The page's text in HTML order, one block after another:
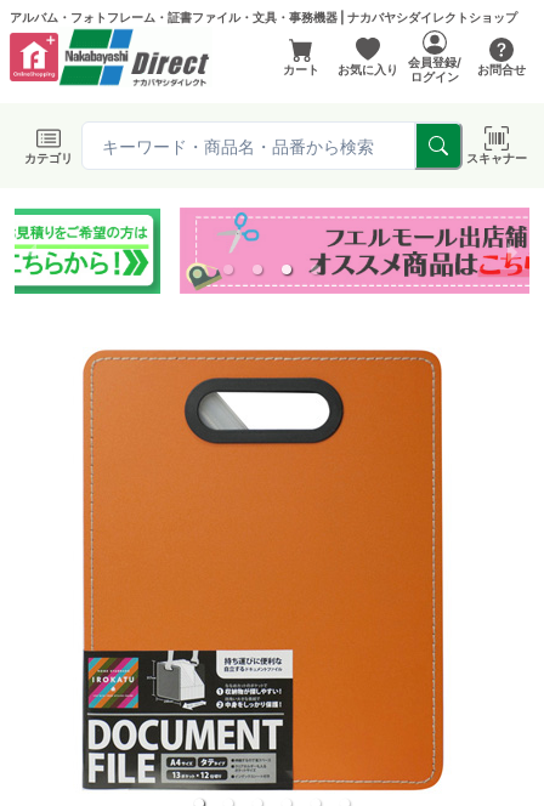
アルバム・フォトフレーム・証書ファイル・文具・事務機器 | ナカバヤシダイレクトショップ
カート お気に入り
会員登録/
ログイン
お問合せ
カテゴリ スキャナー